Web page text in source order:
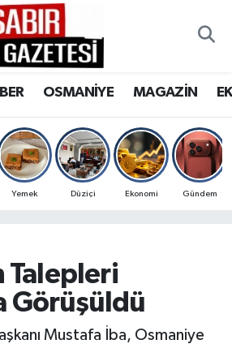
OSMANİYE MAGAZİN
Yemek Düziçi Ekonomi Gündem
Talepleri
Görüşüldü
Mustafa İba, Osmaniye
Eczaneler
Yoğunluk Haritası
Durumu ve Fikstür